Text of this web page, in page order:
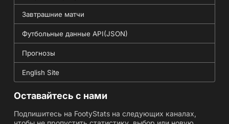
Завтрашние матчи
Футбольные данные API(JSON)
Прогнозы
English Site
Оставайтесь с нами
Подпишитесь на FootyStats на следующих каналах,